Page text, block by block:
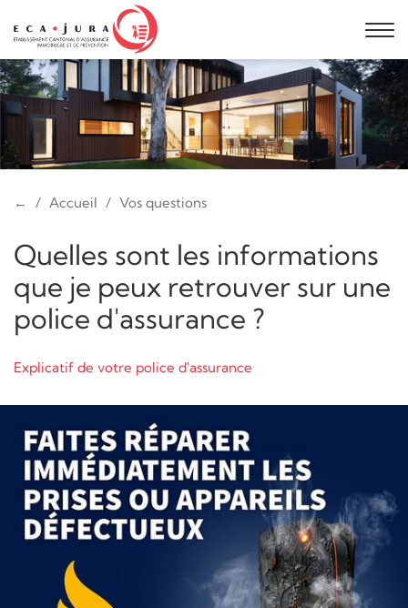
← Accueil Vos questions
Quelles sont les informations
que je peux retrouver sur une
police d'assurance ?
Explicatif de votre police d'assurance